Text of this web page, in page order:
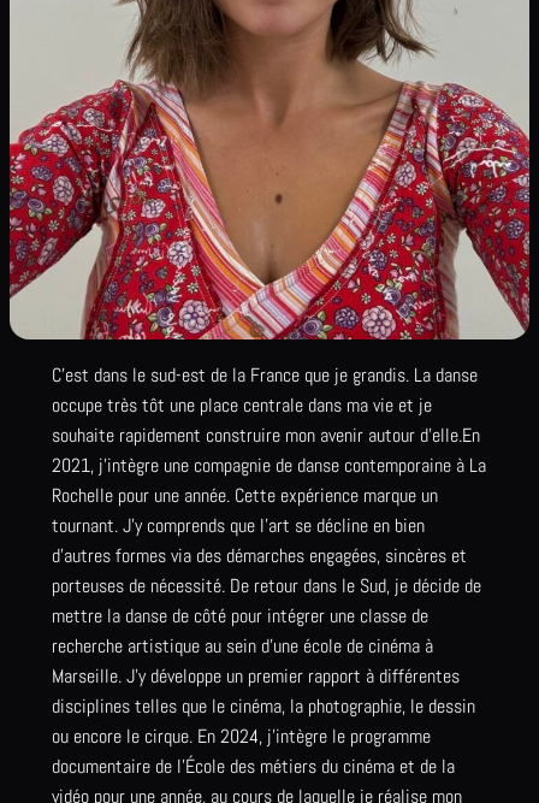
C’est dans le sud-est de la France que je grandis. La danse
occupe très tôt une place centrale dans ma vie et je
souhaite rapidement construire mon avenir autour d’elle.En
2021, j’intègre une compagnie de danse contemporaine à La
Rochelle pour une année. Cette expérience marque un
tournant. J’y comprends que l’art se décline en bien
d’autres formes via des démarches engagées, sincères et
porteuses de nécessité. De retour dans le Sud, je décide de
mettre la danse de côté pour intégrer une classe de
recherche artistique au sein d’une école de cinéma à
Marseille. J’y développe un premier rapport à différentes
disciplines telles que le cinéma, la photographie, le dessin
ou encore le cirque. En 2024, j’intègre le programme
documentaire de l’École des métiers du cinéma et de la
vidéo pour une année, au cours de laquelle je réalise mon